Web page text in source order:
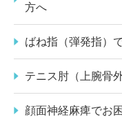
方へ
ばね指（弾発指）
テニス肘（上腕骨
顔面神経麻痺でお